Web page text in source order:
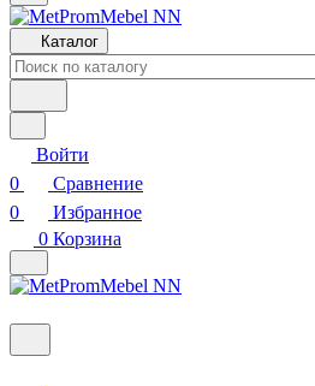
Каталог
Войти
0
Сравнение
0
Избранное
0 Корзина